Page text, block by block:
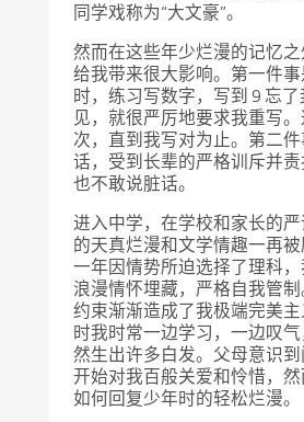
同学戏称为“大文豪”。
然而在这些年少烂漫的记忆
给我带来很大影响。第一件
时，练习写数字，写到 9 忘
见，就很严厉地要求我重写
次，直到我写对为止。第二
话，受到长辈的严格训斥并
也不敢说脏话。
进入中学，在学校和家长的
的天真烂漫和文学情趣一再
一年因情势所迫选择了理科
浪漫情怀埋藏，严格自我管
约束渐渐造成了我极端完美
时我时常一边学习，一边叹
然生出许多白发。父母意识到
开始对我百般关爱和怜惜，
如何回复少年时的轻松烂漫。